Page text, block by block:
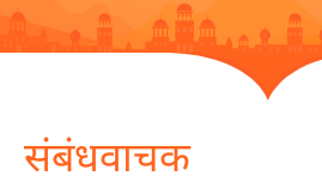
संबंधवाचक